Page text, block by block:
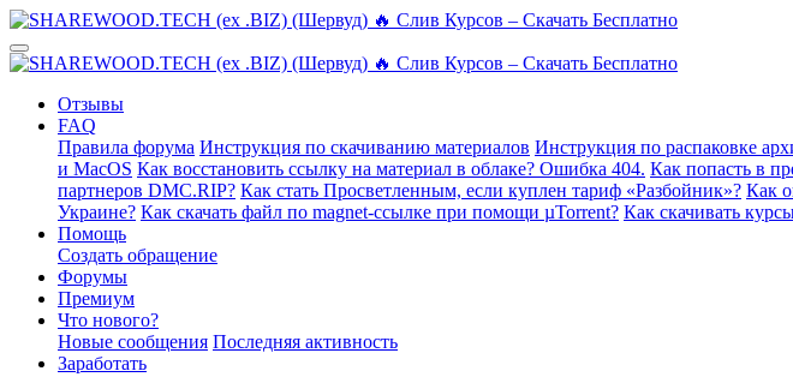
Отзывы
FAQ
Правила форума Инструкция по скачиванию материалов Инструкция по распаковке
и MacOS Как восстановить ссылку на материал в облаке? Ошибка 404. Как попасть в
партнеров DMC.RIP? Как стать Просветленным, если куплен тариф «Разбойник»? Как
Украине? Как скачать файл по magnet-ссылке при помощи µTorrent? Как скачивать
Помощь
Создать обращение
Форумы
Премиум
Что нового?
Новые сообщения Последняя активность
Заработать